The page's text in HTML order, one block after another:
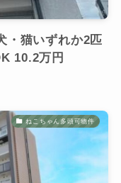
・猫いずれか2匹
10.2万円
ねこちゃん多頭可物件